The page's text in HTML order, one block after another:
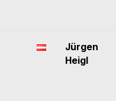
Jürgen
Heigl